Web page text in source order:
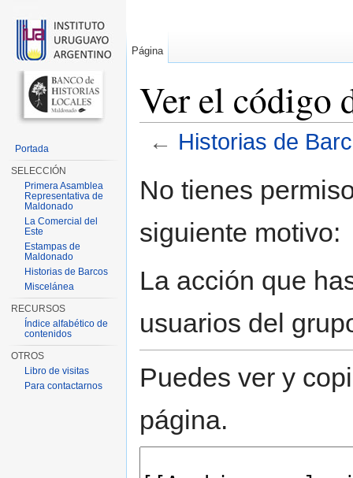
Ver el código
← Historias de
No tienes
siguiente motivo:
La acción que
usuarios del
Puedes ver y
página.
Página
Portada
SELECCIÓN
Primera Asamblea
Representativa de
Maldonado
La Comercial del
Este
Estampas de
Maldonado
Historias de Barcos
Miscelánea
RECURSOS
Índice alfabético de
contenidos
OTROS
Libro de visitas
Para contactarnos